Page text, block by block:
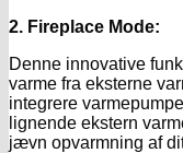
2. Fireplace Mode:
Denne innovative
varme fra eksterne
integrere
lignende ekstern
jævn opvarmning af